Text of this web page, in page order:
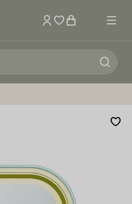
Mon compte